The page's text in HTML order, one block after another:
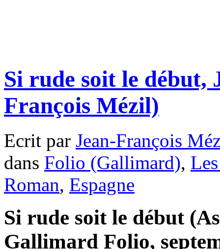
Si rude soit le
François Mézil)
Ecrit par Jean-François
dans Folio (Gallimard),
Roman, Espagne
Si rude soit le début
Gallimard Folio,